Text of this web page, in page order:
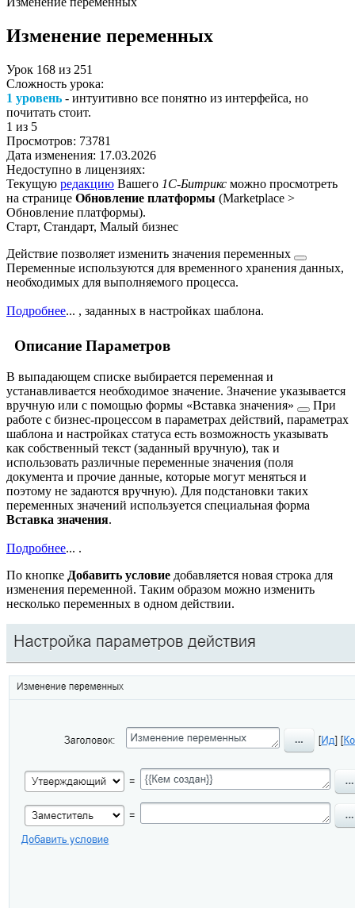
Изменение переменных
Урок 168 из 251
Сложность урока:
1 уровень - интуитивно все понятно из интерфейса, но
почитать стоит.
1 из 5
Просмотров: 73781
Дата изменения: 17.03.2026
Недоступно в лицензиях:
Текущую редакцию Вашего 1С-Битрикс можно просмотреть
на странице Обновление платформы (Marketplace >
Обновление платформы).
Старт, Стандарт, Малый бизнес
Действие позволяет изменить значения переменных
Переменные используются для временного хранения данных,
необходимых для выполняемого процесса.
Подробнее... , заданных в настройках шаблона.
Описание Параметров
В выпадающем списке выбирается переменная и
устанавливается необходимое значение. Значение указывается
вручную или с помощью формы «Вставка значения»
При
работе с бизнес-процессом в параметрах действий, параметрах
шаблона и настройках статуса есть возможность указывать
как собственный текст (заданный вручную), так и
использовать различные переменные значения (поля
документа и прочие данные, которые могут меняться и
поэтому не задаются вручную). Для подстановки таких
переменных значений используется специальная форма
Вставка значения.
Подробнее... .
По кнопке Добавить условие добавляется новая строка для
изменения переменной. Таким образом можно изменить
несколько переменных в одном действии.